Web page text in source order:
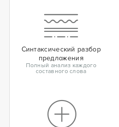
Синтаксический разбор
предложения
Полный анализ каждого
составного слова